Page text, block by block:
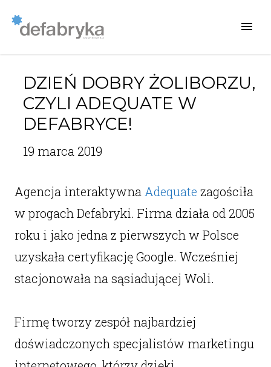
DZIEŃ DOBRY ŻOLIBORZU,
CZYLI ADEQUATE W
DEFABRYCE!
19 marca 2019
Agencja interaktywna Adequate zagościła
w progach Defabryki. Firma działa od 2005
roku i jako jedna z pierwszych w Polsce
uzyskała certyfikację Google. Wcześniej
stacjonowała na sąsiadującej Woli.
Firmę tworzy zespół najbardziej
doświadczonych specjalistów marketingu